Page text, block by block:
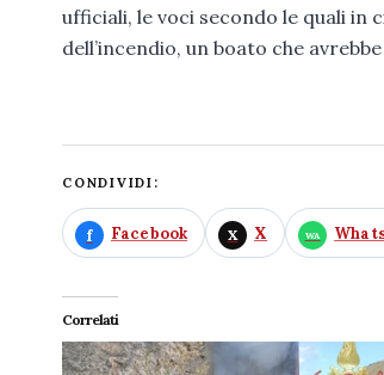
ufficiali, le voci secondo le quali
dell’incendio, un boato che
CONDIVIDI:
Facebook X
Correlati